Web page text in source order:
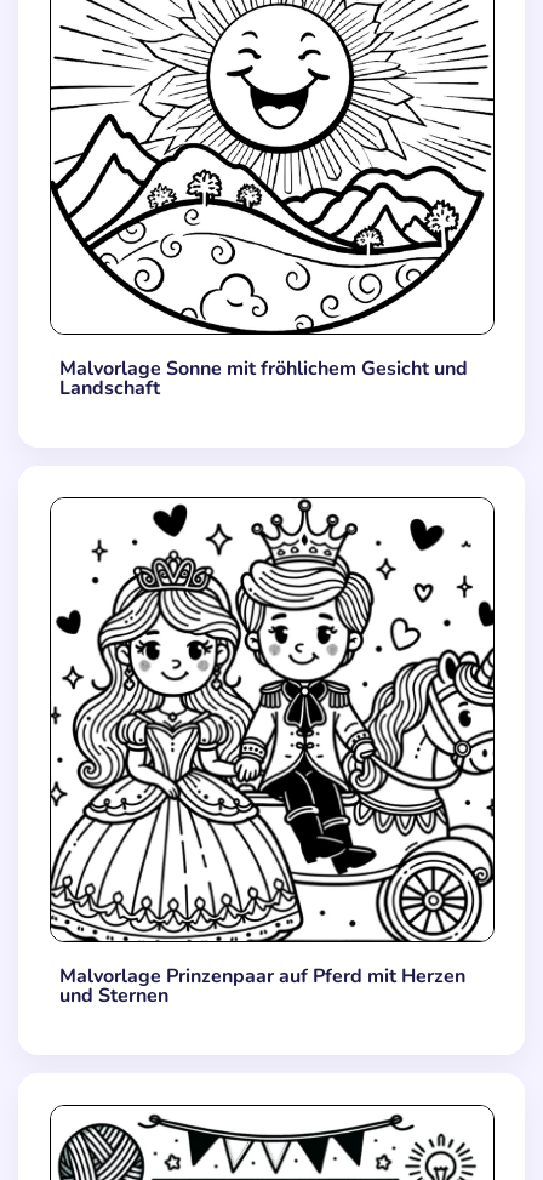
Malvorlage Sonne mit fröhlichem Gesicht und
Landschaft
Malvorlage Prinzenpaar auf Pferd mit Herzen
und Sternen